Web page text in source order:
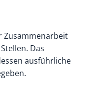
Zusammenarbeit
Das
ausführliche